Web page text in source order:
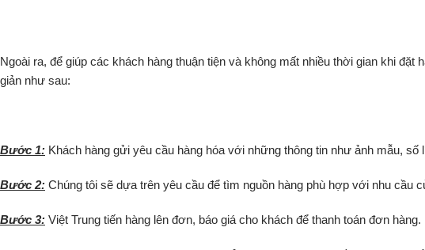
Ngoài ra, để giúp các khách hàng thuận tiện và không mất nhiều thời gian khi đặt
giản như sau:
Bước 1: Khách hàng gửi yêu cầu hàng hóa với những thông tin như ảnh mẫu,
Bước 2: Chúng tôi sẽ dựa trên yêu cầu để tìm nguồn hàng phù hợp với nhu cầu
Bước 3: Việt Trung tiến hàng lên đơn, báo giá cho khách để thanh toán đơn hàng.